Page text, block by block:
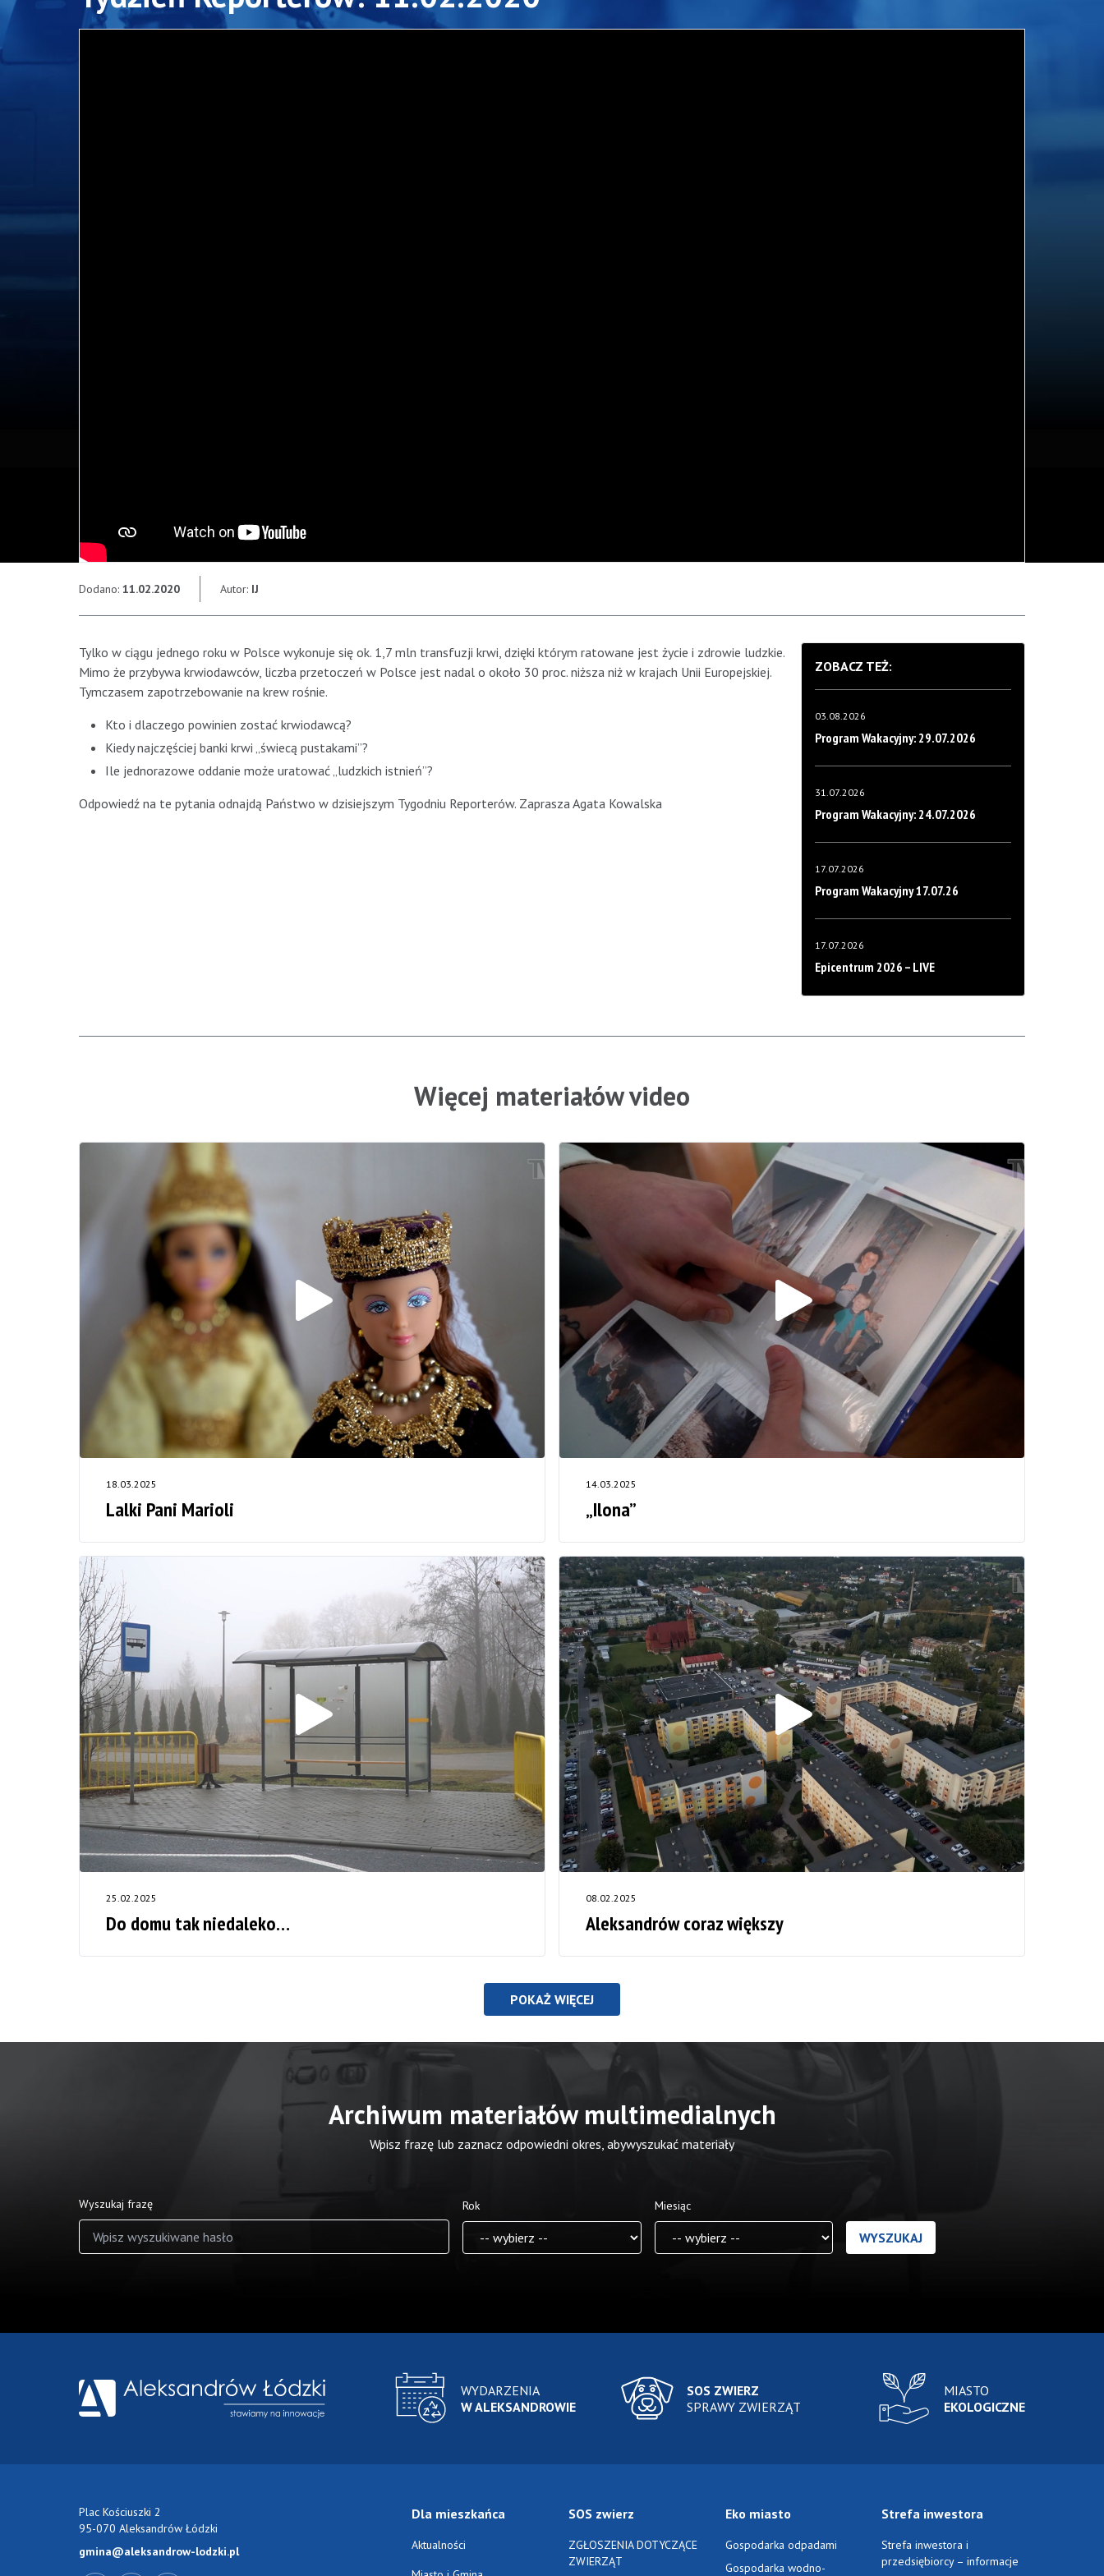
Dodano: 11.02.2020 Autor: IJ
Tylko w ciągu jednego roku w Polsce wykonuje się ok. 1,7 mln transfuzji krwi, dzięki którym ratowane jest życie i zdrowie ludzkie.
Mimo że przybywa krwiodawców, liczba przetoczeń w Polsce jest nadal o około 30 proc. niższa niż w krajach Unii Europejskiej.
Tymczasem zapotrzebowanie na krew rośnie.
Kto i dlaczego powinien zostać krwiodawcą?
Kiedy najczęściej banki krwi „świecą pustakami”?
Ile jednorazowe oddanie może uratować „ludzkich istnień”?
Odpowiedź na te pytania odnajdą Państwo w dzisiejszym Tygodniu Reporterów. Zaprasza Agata Kowalska
ZOBACZ TEŻ:
03.08.2026
Program Wakacyjny: 29.07.2026
31.07.2026
Program Wakacyjny: 24.07.2026
17.07.2026
Program Wakacyjny 17.07.26
17.07.2026
Epicentrum 2026 – LIVE
Więcej materiałów video
18.03.2025
Lalki Pani Marioli
14.03.2025
„Ilona”
25.02.2025
Do domu tak niedaleko…
08.02.2025
Aleksandrów coraz większy
POKAŻ WIĘCEJ
Archiwum materiałów multimedialnych
Wpisz frazę lub zaznacz odpowiedni okres, abywyszukać materiały
Wyszukaj frazę Rok Miesiąc
WYDARZENIA
W ALEKSANDROWIE
SOS ZWIERZ
SPRAWY ZWIERZĄT
MIASTO
EKOLOGICZNE
Plac Kościuszki 2
95-070 Aleksandrów Łódzki
gmina@aleksandrow-lodzki.pl
Dla mieszkańca
Aktualności
SOS zwierz
ZGŁOSZENIA DOTYCZĄCE
ZWIERZĄT
Eko miasto
Gospodarka odpadami
Gospodarka wodno-
Strefa inwestora
Strefa inwestora i
przedsiębiorcy – informacje